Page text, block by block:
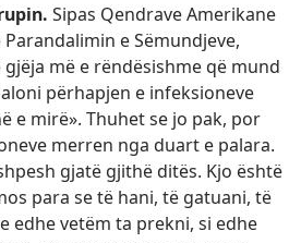
Sipas Qendrave Amerikane
e Sëmundjeve,
më e rëndësishme që mund
përhapjen e infeksioneve
e mirë». Thuhet se jo pak, por
merren nga duart e palara.
gjatë gjithë ditës. Kjo është
para se të hani, të gatuani, të
edhe vetëm ta prekni, si edhe